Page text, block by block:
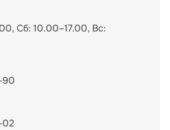
Сб: 10.00–17.00, Вс:
90
02